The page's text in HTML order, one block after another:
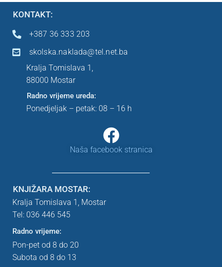
KONTAKT:
+387 36 333 203
skolska.naklada@tel.net.ba
Kralja Tomislava 1,
88000 Mostar
Radno vrijeme ureda:
Ponedjeljak – petak: 08 – 16 h
Naša facebook stranica
KNJIŽARA MOSTAR:
Kralja Tomislava 1, Mostar
Tel: 036 446 545
Radno vrijeme:
Pon-pet od 8 do 20
Subota od 8 do 13